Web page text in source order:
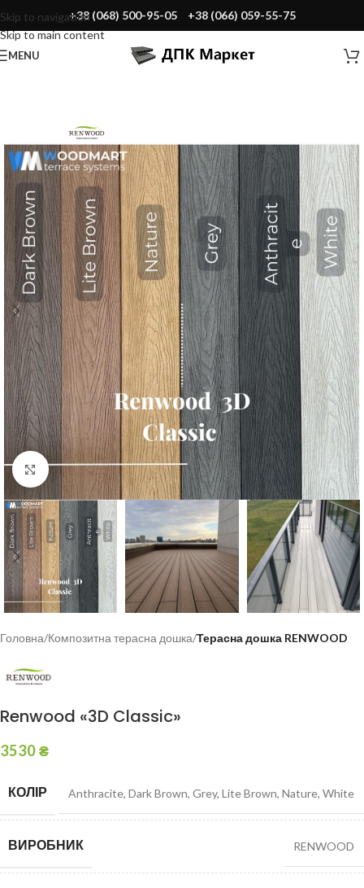
Skip to navigation
Skip to main content
+38 (068) 500-95-05 +38 (066) 059-55-75
MENU
Click to enlarge
Головна Композитна терасна дошка Терасна дошка RENWOOD
Renwood «3D Classic»
3530₴
КОЛІР Anthracite, Dark Brown, Grey, Lite Brown, Nature, White
ВИРОБНИК RENWOOD